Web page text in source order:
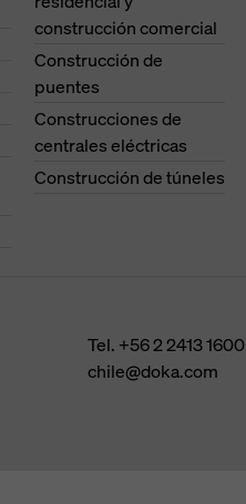
construcción comercial
Construcción de
puentes
Construcciones de
centrales eléctricas
Construcción de túneles
Tel. +56 2 2413 1600
chile@doka.com